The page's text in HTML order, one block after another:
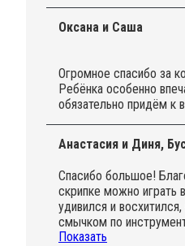
Оксана и Саша
Огромное спасибо за
Ребёнка особенно
обязательно придём к
Анастасия и Диня,
Спасибо большое!
скрипке можно играть
удивился и
смычком по
на клавишах
Показать